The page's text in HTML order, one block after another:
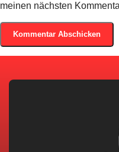
meinen nächsten